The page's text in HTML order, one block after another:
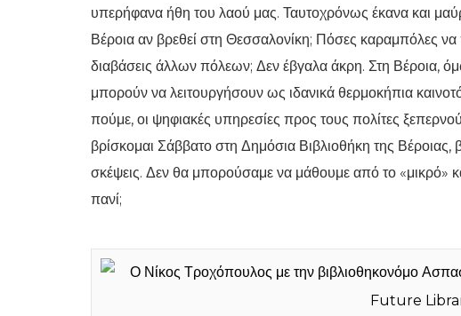
υπερήφανα ήθη του λαού μας. Ταυτοχρόνως έκανα και
Βέροια αν βρεθεί στη Θεσσαλονίκη; Πόσες καραμπόλες
διαβάσεις άλλων πόλεων; Δεν έβγαλα άκρη. Στη Βέροια,
μπορούν να λειτουργήσουν ως ιδανικά θερμοκήπια
πούμε, οι ψηφιακές υπηρεσίες προς τους πολίτες
βρίσκομαι Σάββατο στη Δημόσια Βιβλιοθήκη της
σκέψεις. Δεν θα μπορούσαμε να μάθουμε από το «μικρό»
πανί;